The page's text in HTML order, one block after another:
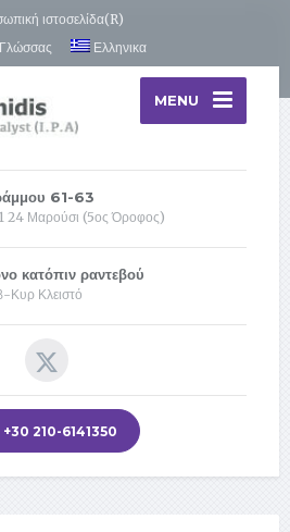
ιστοσελίδα(R)
Ελληνικα
MENU
61-63
24 Μαρούσι (5ος Όροφος)
κατόπιν ραντεβού
Κυρ Κλειστό
+30 210-6141350